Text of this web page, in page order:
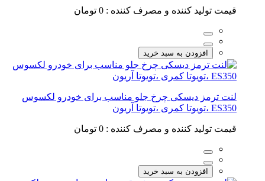
قیمت تولید کننده و مصرف کننده : 0 تومان
افزودن به سبد خرید
لنت ترمز دیسکی چرخ جلو مناسب برای خودرو لکسوس
ES350 ،تویوتا کمری ،تویوتا آریون
قیمت تولید کننده و مصرف کننده : 0 تومان
افزودن به سبد خرید